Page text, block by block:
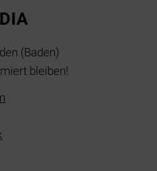
(Baden)
bleiben!